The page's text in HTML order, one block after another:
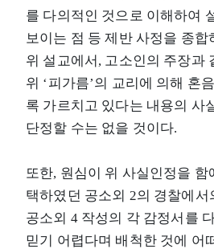
를 다의적인 것으로 이해하여
보이는 점 등 제반 사정을 종합
위 설교에서, 고소인의 주장과
위 ‘피가름’의 교리에 의해 혼
록 가르치고 있다는 내용의 사
단정할 수는 없을 것이다.
또한, 원심이 위 사실인정을 함
택하였던 공소외 2의 경찰에서
공소외 4 작성의 각 감정서를
믿기 어렵다며 배척한 것에 어